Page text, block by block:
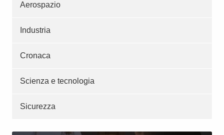
Aerospazio
Industria
Cronaca
Scienza e tecnologia
Sicurezza